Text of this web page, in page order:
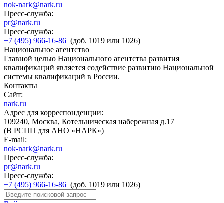
nok-nark@nark.ru
Пресс-служба:
pr@nark.ru
Пресс-служба:
+7 (495) 966-16-86 (доб. 1019 или 1026)
Национальное агентство
Главной целью Национального агентства развития
квалификаций является содействие развитию Национальной
системы квалификаций в России.
Контакты
Сайт:
nark.ru
Адрес для корреспонденции:
109240, Москва, Котельническая набережная д.17
(В РСПП для АНО «НАРК»)
E-mail:
nok-nark@nark.ru
Пресс-служба:
pr@nark.ru
Пресс-служба:
+7 (495) 966-16-86 (доб. 1019 или 1026)